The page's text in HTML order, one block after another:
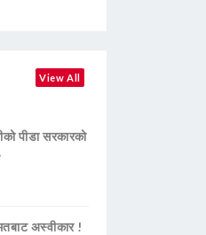
View All
पीडा सरकारको
अस्वीकार !